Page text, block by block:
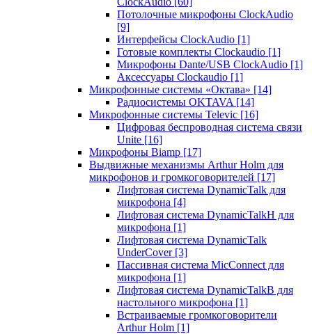
Потолочные микрофоны ClockAudio
[9]
Интерфейсы ClockAudio [1]
Готовые комплекты Clockaudio [1]
Микрофоны Dante/USB ClockAudio [1]
Аксессуары Clockaudio [1]
Микрофонные системы «Октава» [14]
Радиосистемы OKTAVA [14]
Микрофонные системы Televic [16]
Цифровая беспроводная система связи
Unite [16]
Микрофоны Biamp [17]
Выдвижные механизмы Arthur Holm для
микрофонов и громкоговорителей [17]
Лифтовая система DynamicTalk для
микрофона [4]
Лифтовая система DynamicTalkH для
микрофона [1]
Лифтовая система DynamicTalk
UnderCover [3]
Пассивная система MicConnect для
микрофона [1]
Лифтовая система DynamicTalkB для
настольного микрофона [1]
Встраиваемые громкоговорители
Arthur Holm [1]